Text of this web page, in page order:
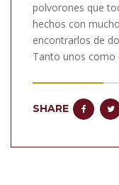
polvorones que
hechos con
encontrarlos de
Tanto unos
SHARE